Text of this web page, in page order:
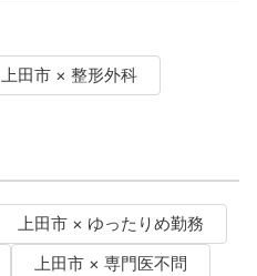
上田市 × 整形外科
上田市 × ゆったりめ勤務
上田市 × 専門医不問